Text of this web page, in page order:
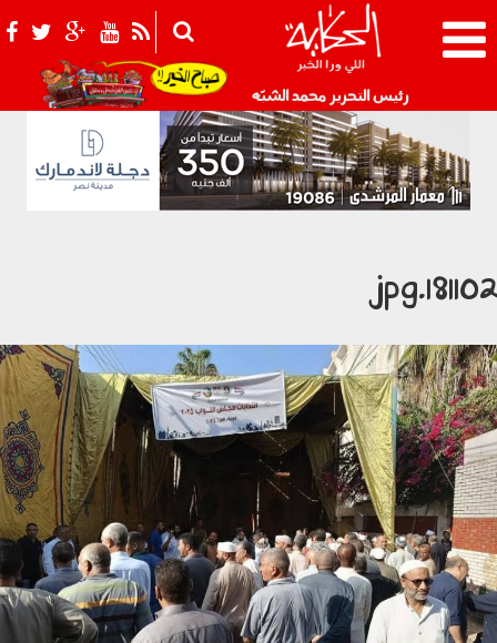
رئيس التحرير محمد الشبّه 021_2.png